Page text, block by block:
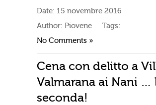
Date: 15 novembre 2016
Author: Piovene
Tags:
No Comments »
Cena con delitto a
Valmarana ai Nani …
seconda!